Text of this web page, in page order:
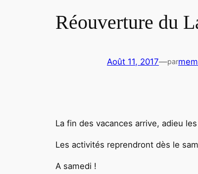
Réouverture du
Août 11, 2017—par
La fin des vacances arrive, adieu
Les activités reprendront dès le
A samedi !